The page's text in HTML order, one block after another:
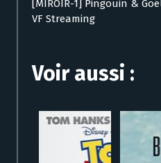
[MIROIR-1] Pingouin &
VF Streaming
Voir aussi :